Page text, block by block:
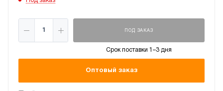
ПОД ЗАКАЗ
Срок поставки 1–3 дня
Оптовый заказ